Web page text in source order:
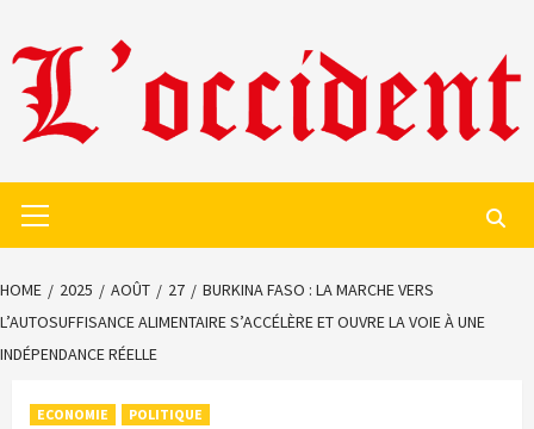
to
content
Menu
HOME 2025 AOÛT 27
BURKINA FASO : LA MARCHE VERS
L’AUTOSUFFISANCE ALIMENTAIRE S’ACCÉLÈRE ET OUVRE LA VOIE À UNE
INDÉPENDANCE RÉELLE
ECONOMIE POLITIQUE